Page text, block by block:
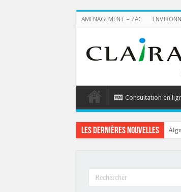
AMENAGEMENT – ZAC
Consultation en
Les dernières nouvelles